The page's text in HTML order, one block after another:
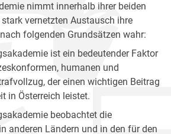
nimmt innerhalb ihrer beiden
vernetzten Austausch ihre
folgenden Grundsätzen wahr:
ist ein bedeutender Faktor
humanen und
der einen wichtigen Beitrag
in Österreich leistet.
beobachtet die
anderen Ländern und in den für den